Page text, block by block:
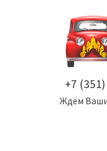
содержимому
+7 (351)
Ждём